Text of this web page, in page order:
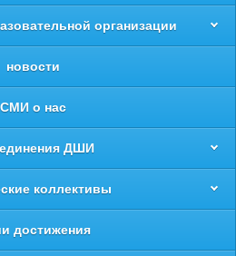
организации
новости
СМИ о нас
ДШИ
коллективы
достижения